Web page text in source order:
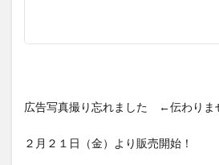
広告写真撮り忘れました ←伝わりま
２月２１日（金）より販売開始！